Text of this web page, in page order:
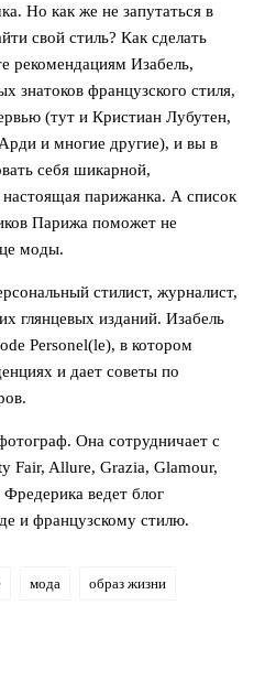
Но как же не запутаться в
свой стиль? Как сделать
рекомендациям Изабель,
знатоков французского стиля,
(тут и Кристиан Лубутен,
и многие другие), и вы в
себя шикарной,
парижанка. А список
Парижа поможет не
моды.
стилист, журналист,
глянцевых изданий. Изабель
Personel(le), в котором
и дает советы по
Она сотрудничает с
Fair, Allure, Grazia, Glamour,
ведет блог
и французскому стилю.
мода образ жизни